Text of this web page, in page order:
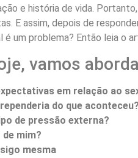
e história de vida.
E assim, depois de
é um problema? Então leia o
vamos
em relação ao
do que aconteceu?
de pressão externa?
de mim?
mesma